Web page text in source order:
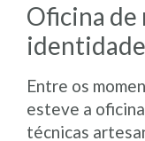
Oficina de
identidade
Entre os
esteve a
técnicas